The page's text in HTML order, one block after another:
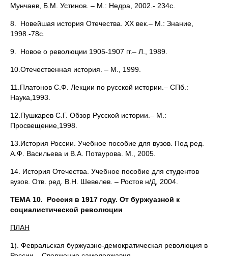
Мунчаев, Б.М. Устинов. – М.: Недра, 2002.- 234с.
8. Новейшая история Отечества. ХХ век.– М.: Знание,
1998.-78с.
9. Новое о революции 1905-1907 гг.– Л., 1989.
10.Отечественная история. – М., 1999.
11.Платонов С.Ф. Лекции по русской истории.– СПб.:
Наука,1993.
12.Пушкарев С.Г. Обзор Русской истории.– М.:
Просвещение,1998.
13.История России. Учебное пособие для вузов. Под ред.
А.Ф. Васильева и В.А. Потаурова. М., 2005.
14. История Отечества. Учебное пособие для студентов
вузов. Отв. ред. В.Н. Шевелев. – Ростов н/Д, 2004.
ТЕМА 10. Россия в 1917 году. От буржуазной к
социалистической революции
ПЛАН
1). Февральская буржуазно-демократическая революция в